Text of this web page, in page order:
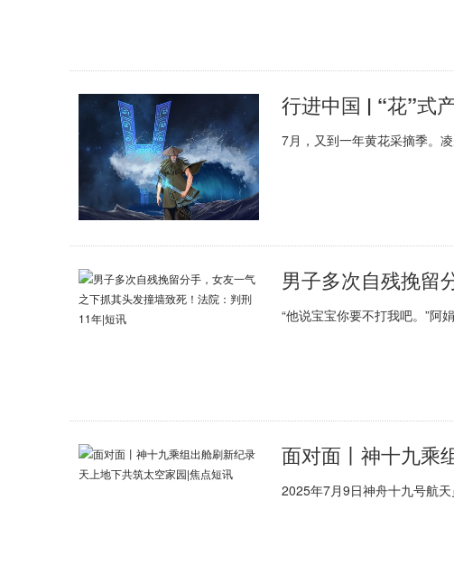
行进中国 | “花”式
7月，又到一年黄花采摘季。
“他说宝宝你要不打我吧。”阿
2025年7月9日神舟十九号航